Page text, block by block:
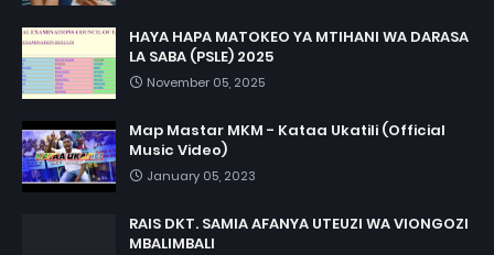
HAYA HAPA MATOKEO YA MTIHANI WA DARASA
LA SABA (PSLE) 2025
November 05, 2025
Map Mastar MKM - Kataa Ukatili (Official
Music Video)
January 05, 2023
RAIS DKT. SAMIA AFANYA UTEUZI WA VIONGOZI
MBALIMBALI